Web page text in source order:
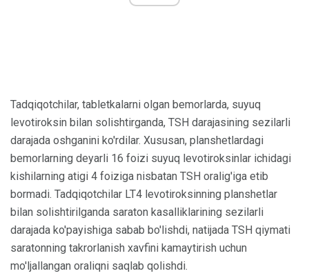
Tadqiqotchilar, tabletkalarni olgan bemorlarda, suyuq
levotiroksin bilan solishtirganda, TSH darajasining sezilarli
darajada oshganini ko'rdilar. Xususan, planshetlardagi
bemorlarning deyarli 16 foizi suyuq levotiroksinlar ichidagi
kishilarning atigi 4 foiziga nisbatan TSH oralig'iga etib
bormadi. Tadqiqotchilar LT4 levotiroksinning planshetlar
bilan solishtirilganda saraton kasalliklarining sezilarli
darajada ko'payishiga sabab bo'lishdi, natijada TSH qiymati
saratonning takrorlanish xavfini kamaytirish uchun
mo'ljallangan oraliqni saqlab qolishdi.